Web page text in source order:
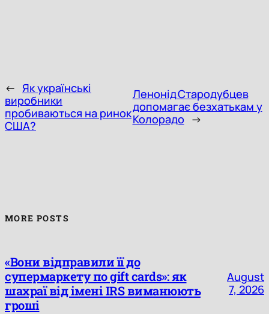
← Як українські
виробники
пробиваються на ринок
США?
Ленонід Стародубцев
допомагає безхатькам у
Колорадо →
MORE POSTS
«Вони відправили її до
супермаркету по gift cards»: як
шахраї від імені IRS виманюють
гроші
August
7, 2026